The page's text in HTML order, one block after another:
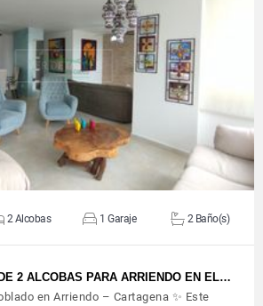
VER DETALLES
2 Alcobas 1 Garaje 2 Baño(s)
2 ALCOBAS PARA ARRIENDO EN EL…
en Arriendo – Cartagena ✨ Este